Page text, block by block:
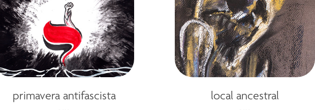
primavera antifascista local ancestral